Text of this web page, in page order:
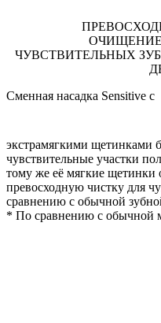
ЧУВСТВИТЕЛЬНЫХ
Сменная насадка Sensitive с
экстрамягкими щетинками
чувствительные участки
тому же её мягкие щетинки
превосходную чистку для
сравнению с обычной
* По сравнению с обычной